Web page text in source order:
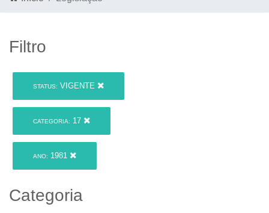
Filtro
STATUS: VIGENTE
CATEGORIA: 17
ANO: 1981
Categoria